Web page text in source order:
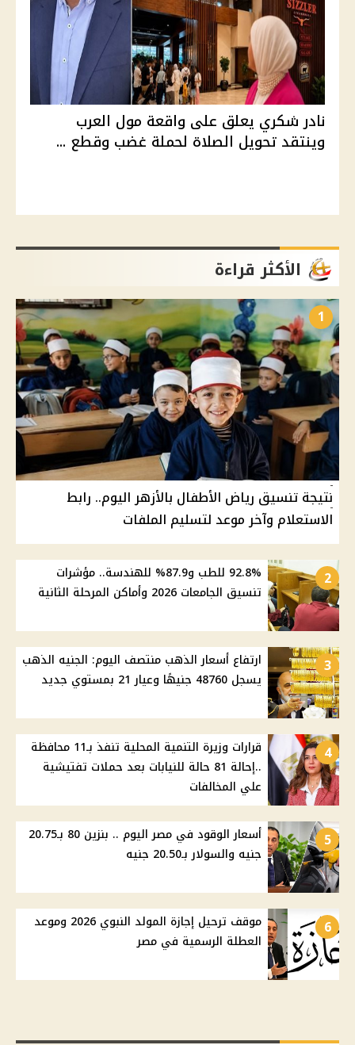
نادر شكري يعلق على واقعة مول العرب
وينتقد تحويل الصلاة لحملة غضب وقطع ...
الأكثر قراءة
1
نتيجة تنسيق رياض الأطفال بالأزهر اليوم.. رابط
الاستعلام وآخر موعد لتسليم الملفات
2
92.8% للطب و87.9% للهندسة.. مؤشرات
تنسيق الجامعات 2026 وأماكن المرحلة الثانية
3
ارتفاع أسعار الذهب منتصف اليوم: الجنيه الذهب
يسجل 48760 جنيهًا وعيار 21 بمستوي جديد
4
قرارات وزيرة التنمية المحلية تنفذ بـ11 محافظة
..إحالة 81 حالة للنيابات بعد حملات تفتيشية
علي المخالفات
5
أسعار الوقود في مصر اليوم .. بنزين 80 بـ20.75
جنيه والسولار بـ20.50 جنيه
6
موقف ترحيل إجازة المولد النبوي 2026 وموعد
العطلة الرسمية في مصر